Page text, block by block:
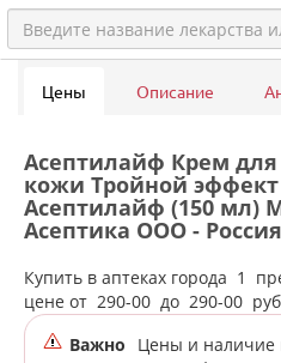
Цены Описание
Асептилайф Крем для
кожи Тройной эффект
Асептилайф (150 мл)
Асептика ООО -
Купить в аптеках города 1
цене от 290-00 до 290-00
Важно
Цены и наличие